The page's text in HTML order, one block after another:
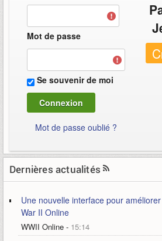
Mot de passe
Se souvenir de moi
Mot de passe oublié ?
Dernières actualités
Une nouvelle interface pour
War II Online
WWII Online - 15:14